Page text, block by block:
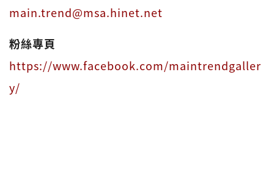
main.trend@msa.hinet.net
粉絲專頁
https://www.facebook.com/maintrendgaller
y/